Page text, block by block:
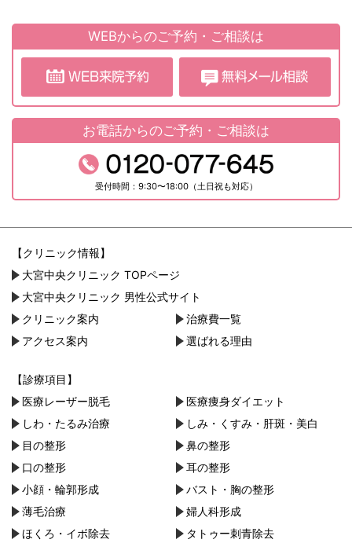
WEBからのご予約・ご相談は
お電話からのご予約・ご相談は
受付時間：9:30〜18:00（土日祝も対応）
【クリニック情報】
大宮中央クリニック TOPページ
大宮中央クリニック 男性公式サイト
クリニック案内
治療費一覧
アクセス案内
選ばれる理由
【診療項目】
医療レーザー脱毛
医療痩身ダイエット
しわ・たるみ治療
しみ・くすみ・肝斑・美白
目の整形
鼻の整形
口の整形
耳の整形
小顔・︎輪郭形成
バスト・胸の整形
薄毛治療
婦人科形成
ほくろ・イボ除去
タトゥー刺青除去